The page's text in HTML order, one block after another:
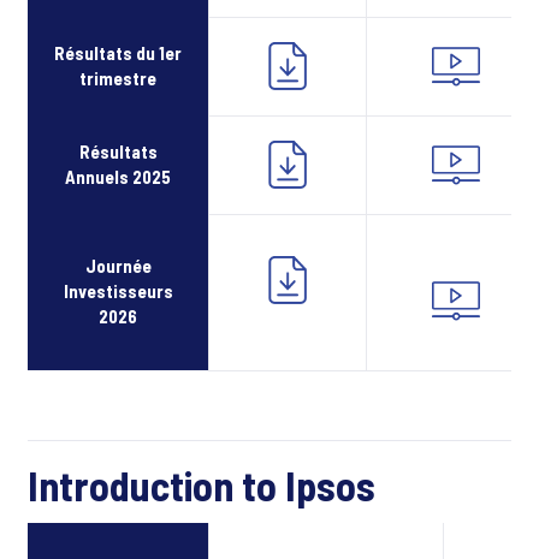
Résultats du 1er
trimestre
Résultats
Annuels 2025
Journée
Investisseurs
2026
Introduction to Ipsos